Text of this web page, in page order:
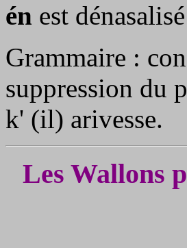
én est
Grammaire :
suppression du
k' (il) arivesse.
Les Wallons